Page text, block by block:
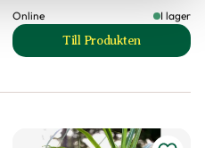
produktsida
Online
I lager
Till Produkten
till Drakmynta